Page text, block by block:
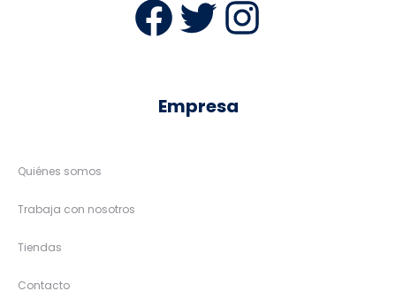
Facebook
Twitter
Empresa
Quiénes somos
Trabaja con nosotros
Tiendas
Contacto